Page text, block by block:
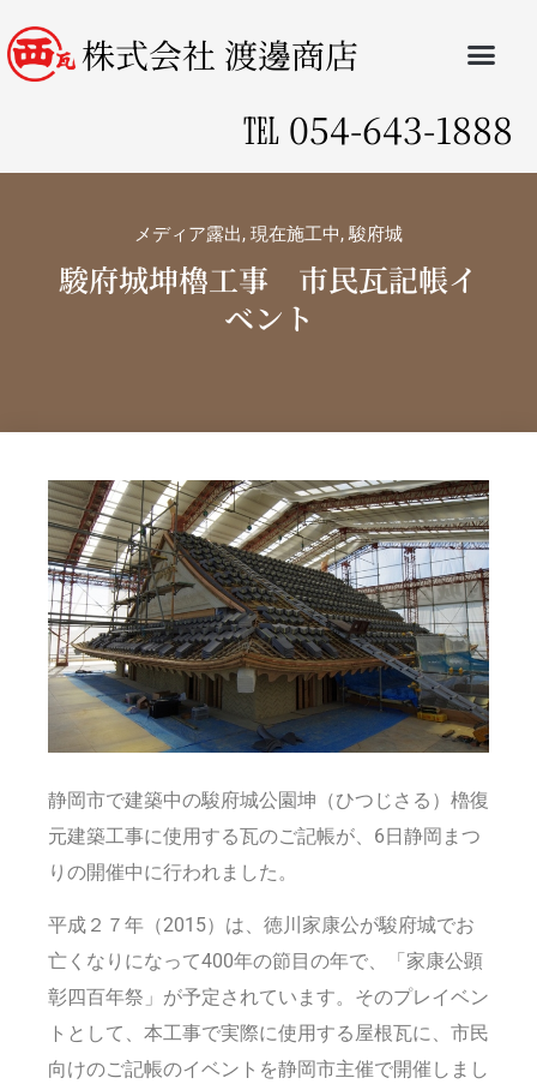
株式会社 渡邊商店
℡ 054-643-1888
メディア露出, 現在施工中,駿府城
駿府城坤櫓工事 市民瓦記帳イ
ベント
静岡市で建築中の駿府城公園坤（ひつじさる）櫓復
元建築工事に使用する瓦のご記帳が、6日静岡まつ
りの開催中に行われました。
平成２７年（2015）は、徳川家康公が駿府城でお
亡くなりになって400年の節目の年で、「家康公顕
彰四百年祭」が予定されています。そのプレイベン
トとして、本工事で実際に使用する屋根瓦に、市民
向けのご記帳のイベントを静岡市主催で開催しまし